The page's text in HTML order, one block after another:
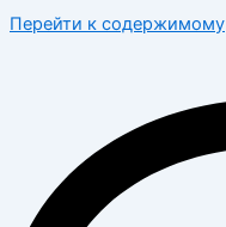
Перейти к содержимому